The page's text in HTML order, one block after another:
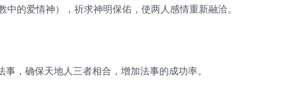
的爱情神），祈求神明保佑，使两人感情重新融洽。
事，确保天地人三者相合，增加法事的成功率。